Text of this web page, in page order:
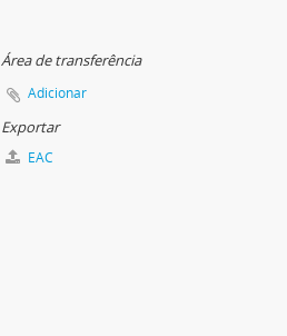
Área de transferência
Adicionar
Exportar
EAC